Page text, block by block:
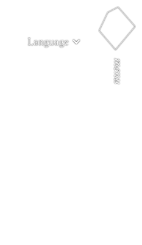
Language